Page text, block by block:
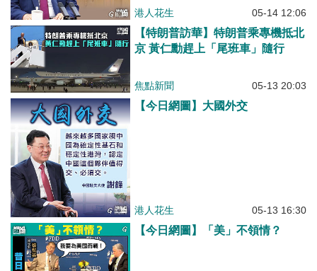
港人花生 05-14 12:06
【特朗普訪華】特朗普乘專機抵北
京 黃仁勳趕上「尾班車」隨行
焦點新聞 05-13 20:03
【今日網圖】大國外交
港人花生 05-13 16:30
【今日網圖】「美」不領情？